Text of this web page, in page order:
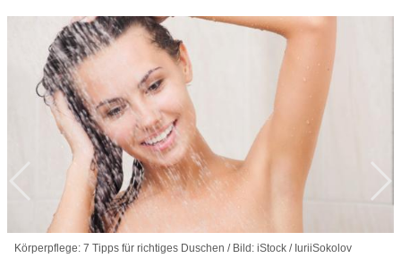
Körperpflege: 7 Tipps für richtiges Duschen / Bild: iStock / IuriiSokolov